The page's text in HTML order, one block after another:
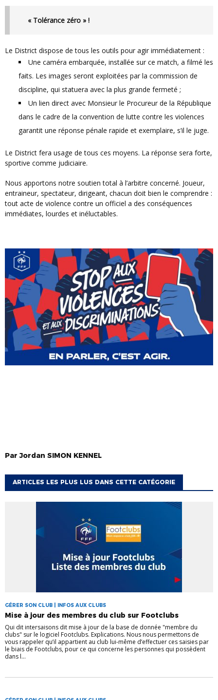
« Tolérance zéro » !
Le District dispose de tous les outils pour agir immédiatement :
Une caméra embarquée, installée sur ce match, a filmé les
faits. Les images seront exploitées par la commission de
discipline, qui statuera avec la plus grande fermeté ;
Un lien direct avec Monsieur le Procureur de la République
dans le cadre de la convention de lutte contre les violences
garantit une réponse pénale rapide et exemplaire, s’il le juge.
Le District fera usage de tous ces moyens. La réponse sera forte,
sportive comme judiciaire.
Nous apportons notre soutien total à l’arbitre concerné. Joueur,
entraineur, spectateur, dirigeant, chacun doit bien le comprendre :
tout acte de violence contre un officiel a des conséquences
immédiates, lourdes et inéluctables.
ParJordan SIMON KENNEL
ARTICLES LES PLUS LUS DANS CETTE CATÉGORIE
GÉRER SON CLUB | INFOS AUX CLUBS
Mise à jour des membres du club sur Footclubs
Qui dit intersaisons dit mise à jour de la base de donnée "membre du
clubs" sur le logiciel Footclubs. Explications. Nous nous permettons de
vous rappeler qu’il appartient au club lui-même d’effectuer ces saisies par
le biais de Footclubs, pour ce qui concerne les personnes qui possèdent
dans l...